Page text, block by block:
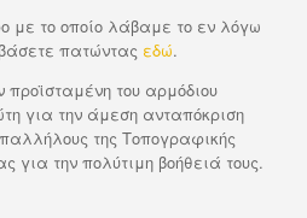
με το οποίο λάβαμε το εν λόγω
πατώντας εδώ.
του αρμόδιου
για την άμεση ανταπόκριση
της Τοπογραφικής
για την πολύτιμη βοήθειά τους.